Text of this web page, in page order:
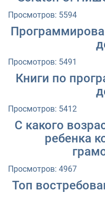
Просмотров: 5594
Просмотров: 5491
Книги по
Просмотров: 5412
С какого
ребенка
Просмотров: 4967
Топ